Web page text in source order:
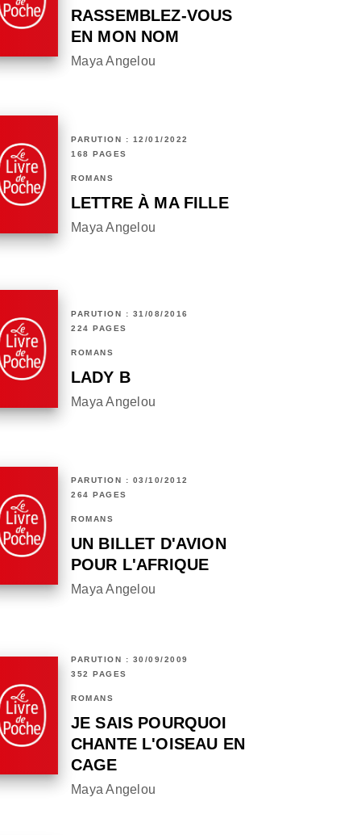
RASSEMBLEZ-VOUS
EN MON NOM
Maya Angelou
PARUTION : 12/01/2022
168 PAGES
ROMANS
LETTRE À MA FILLE
Maya Angelou
PARUTION : 31/08/2016
224 PAGES
ROMANS
LADY B
Maya Angelou
PARUTION : 03/10/2012
264 PAGES
ROMANS
UN BILLET D'AVION
POUR L'AFRIQUE
Maya Angelou
PARUTION : 30/09/2009
352 PAGES
ROMANS
JE SAIS POURQUOI
CHANTE L'OISEAU EN
CAGE
Maya Angelou